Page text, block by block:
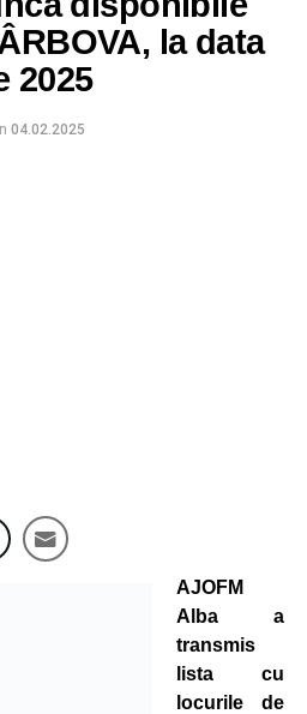
la data
2025
04.02.2025
AJOFM
Alba a
transmis
lista cu
locurile de